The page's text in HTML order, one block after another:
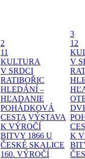
2
11
KULTURA
V SRDCI
RATIBOŘIC
HLEDÁNÍ –
HĽADANIE
POHÁDKOVÁ
CESTA VÝSTAVA
K VÝROČÍ
BITVY 1866 U
ČESKÉ SKALICE
160. VÝROČÍ
3
12
V
K